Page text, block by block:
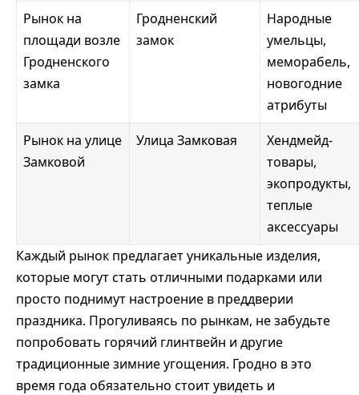
Рынок на
площади возле
Гродненского
замка
Гродненский
замок
Народные
умельцы,
меморабель,
новогодние
атрибуты
Рынок на улице
Замковой
Улица Замковая
Хендмейд-
товары,
экопродукты,
теплые
аксессуары
Каждый рынок предлагает уникальные изделия,
которые могут стать отличными подарками или
просто поднимут настроение в преддверии
праздника. Прогуливаясь по рынкам, не забудьте
попробовать горячий глинтвейн и другие
традиционные зимние угощения. Гродно в это
время года обязательно стоит увидеть и